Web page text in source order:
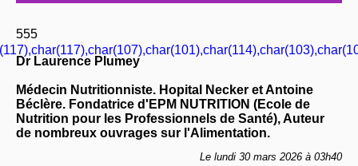
555
Dr Laurence Plumey
Médecin Nutritionniste. Hopital Necker et Antoine
Béclère. Fondatrice d'EPM NUTRITION (Ecole de
Nutrition pour les Professionnels de Santé), Auteur
de nombreux ouvrages sur l'Alimentation.
Le lundi 30 mars 2026 à 03h40